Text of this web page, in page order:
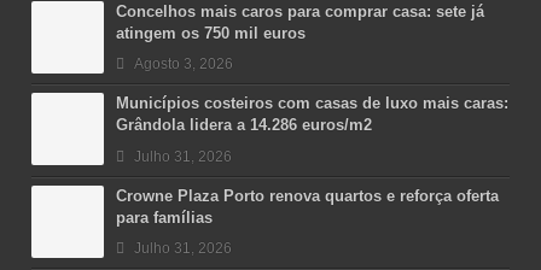
Concelhos mais caros para comprar casa: sete já
atingem os 750 mil euros
Agosto 3, 2026
Municípios costeiros com casas de luxo mais caras:
Grândola lidera a 14.286 euros/m2
Julho 31, 2026
Crowne Plaza Porto renova quartos e reforça oferta
para famílias
Julho 31, 2026